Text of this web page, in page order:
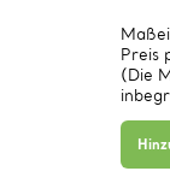
Preis
(Die